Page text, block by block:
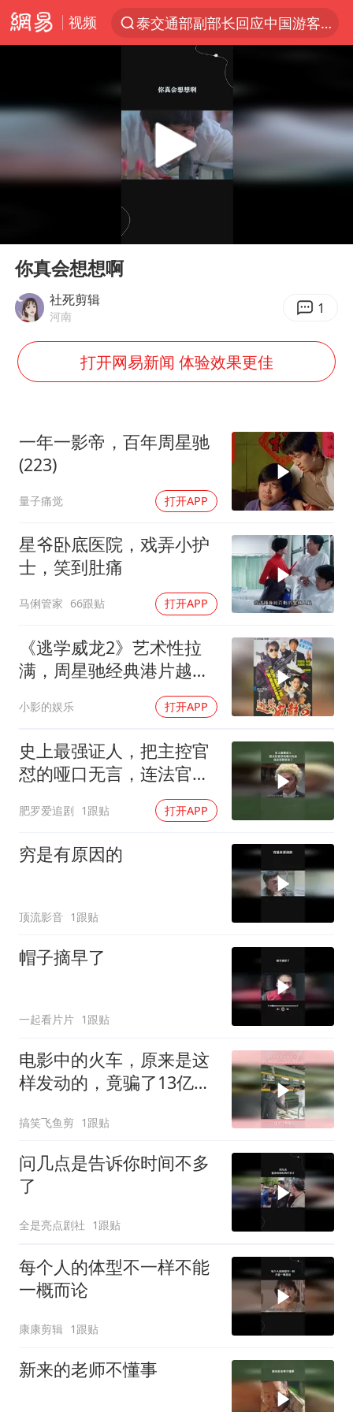
视频
泰交通部副部长回应中国游客遭歧视
夜幕落下 运动上场
台风白海豚环流面积近似13个浙江
Meta被判支付5.67亿美元
台风白海豚逼近 暴雨大暴雨来袭
女子开一天一夜空调后二氧化碳中毒
台风白海豚最新路径研判来了
命案逃犯躲进深山21年活得像野人
现代版摸金校尉落网查获400多枚古币
服务实体经济 财政金融打出组合拳
男子结婚8年发现3个女儿均非亲生
奋进开新局 实干挑大梁
Play
你真会想想啊
社死剪辑
河南 1
打开网易新闻 体验效果更佳
一年一影帝，百年周星驰
(223)
量子痛觉 打开APP
星爷卧底医院，戏弄小护
士，笑到肚痛
马俐管家 66跟贴 打开APP
《逃学威龙2》艺术性拉
满，周星驰经典港片越品
小影的娱乐 打开APP
史上最强证人，把主控官
怼的哑口无言，连法官都
肥罗爱追剧 1跟贴 打开APP
穷是有原因的
顶流影音 1跟贴
帽子摘早了
一起看片片 1跟贴
电影中的火车，原来是这
样发动的，竟骗了13亿观
搞笑飞鱼剪 1跟贴
问几点是告诉你时间不多
了
全是亮点剧社 1跟贴
每个人的体型不一样不能
一概而论
康康剪辑 1跟贴
新来的老师不懂事